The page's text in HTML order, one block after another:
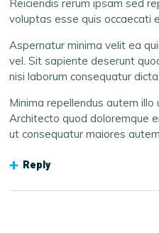
Reiciendis rerum ipsam sed
voluptas esse quis occaecati
Aspernatur minima velit ea
vel. Sit sapiente deserunt
nisi laborum consequatur dicta
Minima repellendus autem
Architecto quod doloremque
ut consequatur maiores
Reply